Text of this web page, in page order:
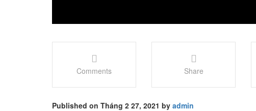
Comments Share
Published on Tháng 2 27, 2021 by admin